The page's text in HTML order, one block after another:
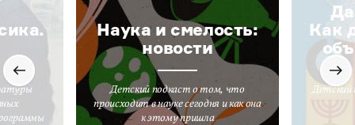
Наука и смелость:
новости
Детский подкаст о том, что
происходит в науке сегодня и как она
к этому пришла
Да
Как
Детский